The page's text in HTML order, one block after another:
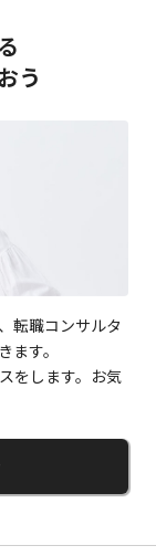
う
転職コンサルタ
す。
をします。お気